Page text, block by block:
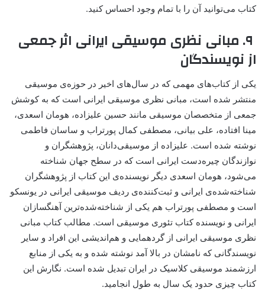
کتاب می‌توانید آن را با تمام وجود احساس کنید.
۹. مبانی نظری موسیقی ایرانی اثر جمعی
از نویسندگان
یکی از کتاب‌های مهمی که در سال‌های اخیر در حوزه‌ی موسیقی
منتشر شده است، مبانی نظری موسیقی ایرانی است که به کوشش
جمعی از متخصصان موسیقی مانند حسین علیزاده، هومان اسعدی،
مینا افتاده، علی بیانی، مصطفی کمال پورتراب و ساسان فاطمی
نوشته شده است. علیزاده از موسیقی‌دانان، پژوهشگران و
نوازندگان چیره‌دست ایرانی است که در سطح جهان شناخته
می‌شود، هومان اسعدی دیگر نویسنده‌ی این کتاب از پژوهشگران
شناخته‌شده‌ی ایرانی و ثبت‌کننده‌ی ردیف موسیقی ایرانی در یونسکو
است و مصطفی پورتراب هم یکی از شناخته‌شده‌ترین آهنگسازان
ایرانی و نویسنده کتاب تئوری موسیقی است. مطالب کتاب مبانی
نظری موسیقی ایرانی از گردهمایی و هم‌اندیشی این افراد و سایر
نویسندگانی که نامشان در بالا آمد نوشته شده و به یکی از منابع
ارزشمند موسیقی کلاسیک در ایران تبدیل شده است. نگارش این
کتاب چیزی حدود یک سال به طول انجامید.